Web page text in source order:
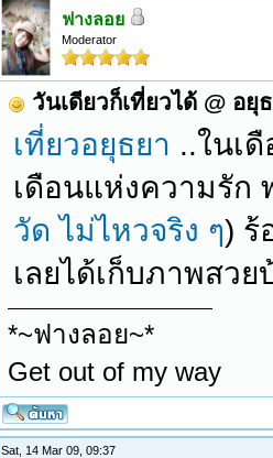
ฟางลอย
Moderator
วันเดียวก็เที่ยวได้ @ อยุ
เที่ยวอยุธยา ..ในเ
เดือนแห่งความรัก
วัด ไม่ไหวจริง ๆ) ร้
เลยได้เก็บภาพสว
*~ฟางลอย~*
Get out of my way
Sat, 14 Mar 09, 09:37